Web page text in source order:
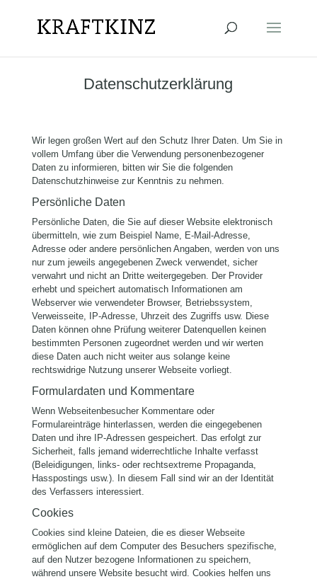
Datenschutzerklärung
Wir legen großen Wert auf den Schutz Ihrer Daten. Um Sie in
vollem Umfang über die Verwendung personenbezogener
Daten zu informieren, bitten wir Sie die folgenden
Datenschutzhinweise zur Kenntnis zu nehmen.
Persönliche Daten
Persönliche Daten, die Sie auf dieser Website elektronisch
übermitteln, wie zum Beispiel Name, E-Mail-Adresse,
Adresse oder andere persönlichen Angaben, werden von uns
nur zum jeweils angegebenen Zweck verwendet, sicher
verwahrt und nicht an Dritte weitergegeben. Der Provider
erhebt und speichert automatisch Informationen am
Webserver wie verwendeter Browser, Betriebssystem,
Verweisseite, IP-Adresse, Uhrzeit des Zugriffs usw. Diese
Daten können ohne Prüfung weiterer Datenquellen keinen
bestimmten Personen zugeordnet werden und wir werten
diese Daten auch nicht weiter aus solange keine
rechtswidrige Nutzung unserer Webseite vorliegt.
Formulardaten und Kommentare
Wenn Webseitenbesucher Kommentare oder
Formulareinträge hinterlassen, werden die eingegebenen
Daten und ihre IP-Adressen gespeichert. Das erfolgt zur
Sicherheit, falls jemand widerrechtliche Inhalte verfasst
(Beleidigungen, links- oder rechtsextreme Propaganda,
Hasspostings usw.). In diesem Fall sind wir an der Identität
des Verfassers interessiert.
Cookies
Cookies sind kleine Dateien, die es dieser Webseite
ermöglichen auf dem Computer des Besuchers spezifische,
auf den Nutzer bezogene Informationen zu speichern,
während unsere Website besucht wird. Cookies helfen uns